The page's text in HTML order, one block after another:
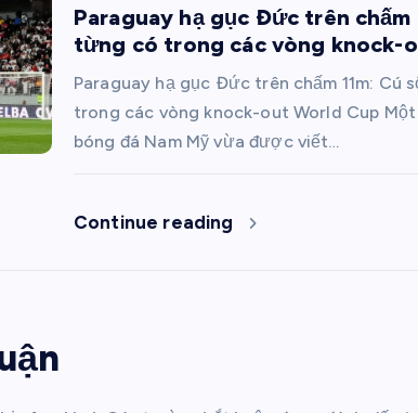
Paraguay hạ gục Đức trên chấm
từng có trong các vòng knock-
Paraguay hạ gục Đức trên chấm 11m: Cú
trong các vòng knock-out World Cup
bóng đá Nam Mỹ vừa được viết…
Continue reading